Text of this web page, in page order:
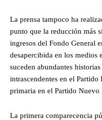
La prensa tampoco ha
punto que la reducción más
ingresos del Fondo General
desapercibida en los medios
suceden abundantes
intrascendentes en el
primaria en el Partido Nuevo
La primera comparecencia